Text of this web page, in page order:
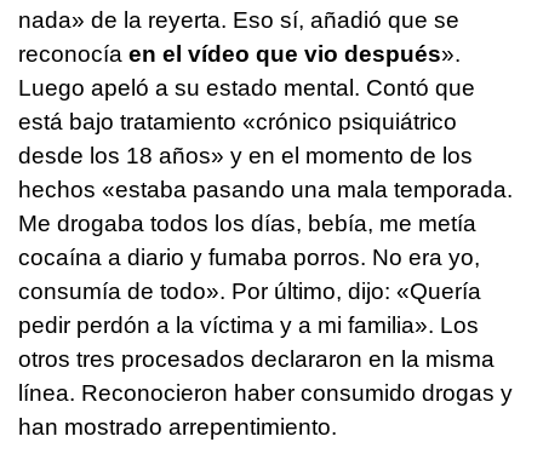
nada» de la reyerta. Eso sí, añadió que se
reconocía en el vídeo que vio después».
Luego apeló a su estado mental. Contó que
está bajo tratamiento «crónico psiquiátrico
desde los 18 años» y en el momento de los
hechos «estaba pasando una mala temporada.
Me drogaba todos los días, bebía, me metía
cocaína a diario y fumaba porros. No era yo,
consumía de todo». Por último, dijo: «Quería
pedir perdón a la víctima y a mi familia». Los
otros tres procesados declararon en la misma
línea. Reconocieron haber consumido drogas y
han mostrado arrepentimiento.